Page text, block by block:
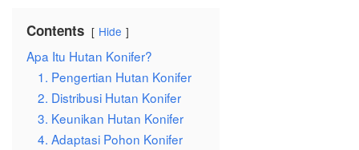
Contents Hide
Apa Itu Hutan Konifer?
1. Pengertian Hutan Konifer
2. Distribusi Hutan Konifer
3. Keunikan Hutan Konifer
4. Adaptasi Pohon Konifer